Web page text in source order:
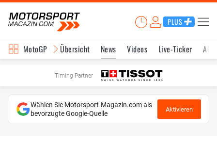
PLUS
MotoGP Übersicht News Videos Live-Ticker
Timing Partner
Wählen Sie Motorsport-Magazin.com als
bevorzugte Google-Quelle
Aktivieren